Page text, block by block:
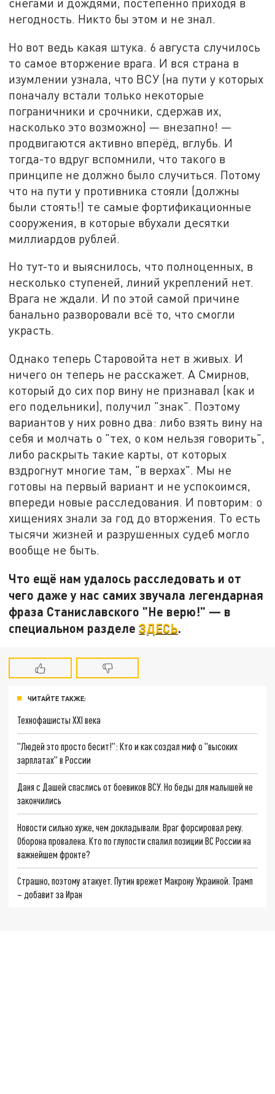
негодность. Никто бы этом и не знал.
Но вот ведь какая штука. 6 августа случилось
то самое вторжение врага. И вся страна в
изумлении узнала, что ВСУ (на пути у которых
поначалу встали только некоторые
пограничники и срочники, сдержав их,
насколько это возможно) — внезапно! —
продвигаются активно вперёд, вглубь. И
тогда-то вдруг вспомнили, что такого в
принципе не должно было случиться. Потому
что на пути у противника стояли (должны
были стоять!) те самые фортификационные
сооружения, в которые вбухали десятки
миллиардов рублей.
Но тут-то и выяснилось, что полноценных, в
несколько ступеней, линий укреплений нет.
Врага не ждали. И по этой самой причине
банально разворовали всё то, что смогли
украсть.
Однако теперь Старовойта нет в живых. И
ничего он теперь не расскажет. А Смирнов,
который до сих пор вину не признавал (как и
его подельники), получил "знак". Поэтому
вариантов у них ровно два: либо взять вину на
себя и молчать о "тех, о ком нельзя говорить",
либо раскрыть такие карты, от которых
вздрогнут многие там, "в верхах". Мы не
готовы на первый вариант и не успокоимся,
впереди новые расследования. И повторим: о
хищениях знали за год до вторжения. То есть
тысячи жизней и разрушенных судеб могло
вообще не быть.
Что ещё нам удалось расследовать и от
чего даже у нас самих звучала легендарная
фраза Станиславского "Не верю!" — в
специальном разделеЗДЕСЬ.
ЧИТАЙТЕ ТАКЖЕ:
Технофашисты XXI века
"Людей это просто бесит!": Кто и как создал миф о "высоких
зарплатах" в России
Даня с Дашей спаслись от боевиков ВСУ. Но беды для малышей не
закончились
Новости сильно хуже, чем докладывали. Враг форсировал реку.
Оборона провалена. Кто по глупости спалил позиции ВС России на
важнейшем фронте?
Страшно, поэтому атакует. Путин врежет Макрону Украиной. Трамп
– добавит за Иран